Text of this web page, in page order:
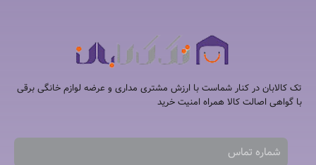
تک کالابان در کنار شماست با ارزش مشتری مداری و عرضه لوازم خانگی برقی
با گواهی اصالت کالا همراه امنیت خرید